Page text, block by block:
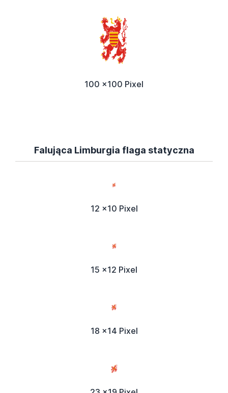
100 x100 Pixel
Falująca Limburgia flaga statyczna
12 x10 Pixel
15 x12 Pixel
18 x14 Pixel